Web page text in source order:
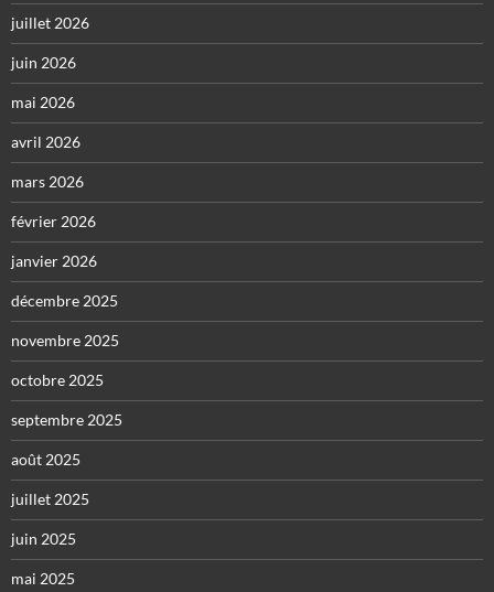
juillet 2026
juin 2026
mai 2026
avril 2026
mars 2026
février 2026
janvier 2026
décembre 2025
novembre 2025
octobre 2025
septembre 2025
août 2025
juillet 2025
juin 2025
mai 2025